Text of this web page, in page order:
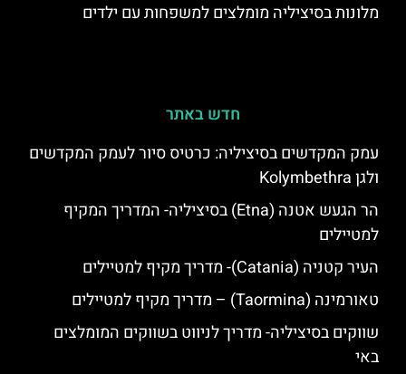
מלונות בסיציליה מומלצים למשפחות עם ילדים
חדש באתר
עמק המקדשים בסיציליה: כרטיס סיור לעמק המקדשים
ולגן Kolymbethra
הר הגעש אטנה (Etna) בסיציליה- המדריך המקיף
למטיילים
העיר קטניה (Catania)- מדריך מקיף למטיילים
טאורמינה (Taormina) – מדריך מקיף למטיילים
שווקים בסיציליה- מדריך לניווט בשווקים המומלצים
באי